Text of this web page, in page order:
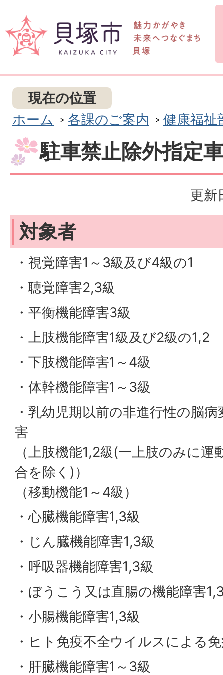
現在の位置
ホーム
各課のご案内 健康福祉
駐車禁止除外指定
更新
対象者
・視覚障害1～3級及び4級の1
・聴覚障害2,3級
・平衡機能障害3級
・上肢機能障害1級及び2級の1,2
・下肢機能障害1～4級
・体幹機能障害1～3級
・乳幼児期以前の非進行性の脳
害
（上肢機能1,2級(一上肢のみに
合を除く)）
（移動機能1～4級）
・心臓機能障害1,3級
・じん臓機能障害1,3級
・呼吸器機能障害1,3級
・ぼうこう又は直腸の機能障害
・小腸機能障害1,3級
・ヒト免疫不全ウイルスによる
・肝臓機能障害1～3級